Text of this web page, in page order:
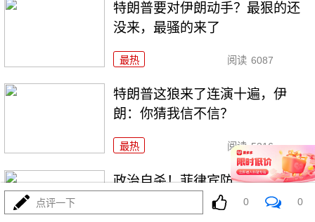
特朗普要对伊朗动手？最狠的还
没来，最骚的来了
最热 阅读 6087
特朗普这狼来了连演十遍，伊
朗：你猜我信不信？
最热 阅读 5316
政治自杀！菲律宾防长，你这是
在给菲律宾掘墓！
点评一下 0 0